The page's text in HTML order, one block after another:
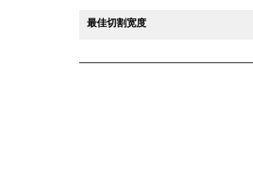
最佳切割宽度